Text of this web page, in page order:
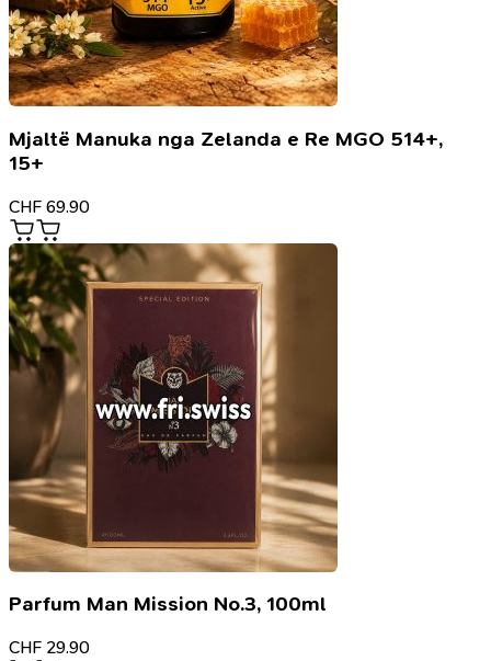
Mjaltë Manuka nga Zelanda e Re MGO 514+,
15+
CHF 69.90
Parfum Man Mission No.3, 100ml
CHF 29.90